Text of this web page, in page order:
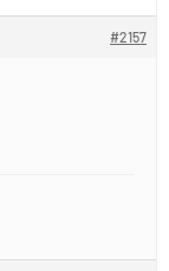
#2157